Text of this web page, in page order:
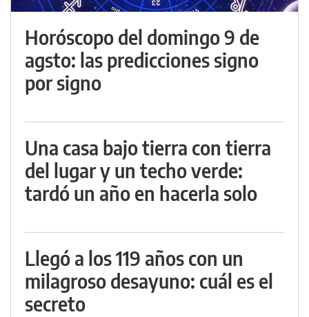
Horóscopo del domingo 9 de
agsto: las predicciones signo
por signo
Una casa bajo tierra con tierra
del lugar y un techo verde:
tardó un año en hacerla solo
Llegó a los 119 años con un
milagroso desayuno: cuál es el
secreto